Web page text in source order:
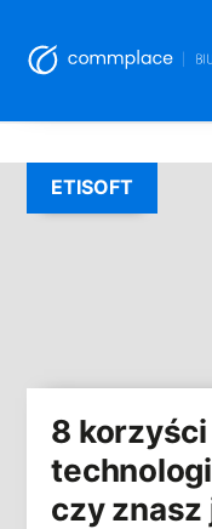
to
content
8
czy
ETISOFT